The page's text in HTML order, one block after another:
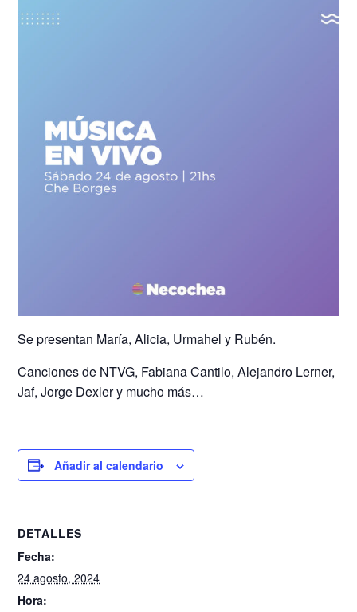
Se presentan María, Alicia, Urmahel y Rubén.
Canciones de NTVG, Fabiana Cantilo, Alejandro Lerner,
Jaf, Jorge Dexler y mucho más…
Añadir al calendario
DETALLES
Fecha:
24 agosto, 2024
Hora: